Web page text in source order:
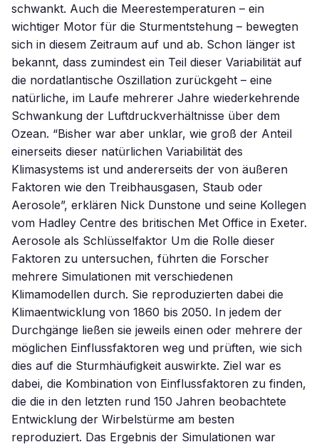
schwankt. Auch die Meerestemperaturen – ein
wichtiger Motor für die Sturmentstehung – bewegten
sich in diesem Zeitraum auf und ab. Schon länger ist
bekannt, dass zumindest ein Teil dieser Variabilität auf
die nordatlantische Oszillation zurückgeht – eine
natürliche, im Laufe mehrerer Jahre wiederkehrende
Schwankung der Luftdruckverhältnisse über dem
Ozean. “Bisher war aber unklar, wie groß der Anteil
einerseits dieser natürlichen Variabilität des
Klimasystems ist und andererseits der von äußeren
Faktoren wie den Treibhausgasen, Staub oder
Aerosole”, erklären Nick Dunstone und seine Kollegen
vom Hadley Centre des britischen Met Office in Exeter.
Aerosole als Schlüsselfaktor Um die Rolle dieser
Faktoren zu untersuchen, führten die Forscher
mehrere Simulationen mit verschiedenen
Klimamodellen durch. Sie reproduzierten dabei die
Klimaentwicklung von 1860 bis 2050. In jedem der
Durchgänge ließen sie jeweils einen oder mehrere der
möglichen Einflussfaktoren weg und prüften, wie sich
dies auf die Sturmhäufigkeit auswirkte. Ziel war es
dabei, die Kombination von Einflussfaktoren zu finden,
die die in den letzten rund 150 Jahren beobachtete
Entwicklung der Wirbelstürme am besten
reproduziert. Das Ergebnis der Simulationen war